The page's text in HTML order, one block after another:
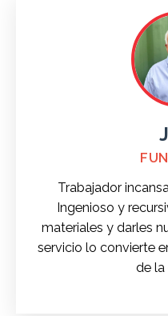
Trabajador
Ingenioso y
materiales y darles
servicio lo convierte
de la